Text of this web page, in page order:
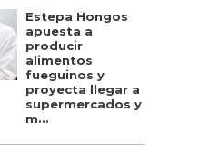
Estepa Hongos
apuesta a
producir
alimentos
fueguinos y
proyecta llegar a
supermercados y
m...